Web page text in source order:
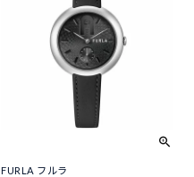
FURLA フルラ